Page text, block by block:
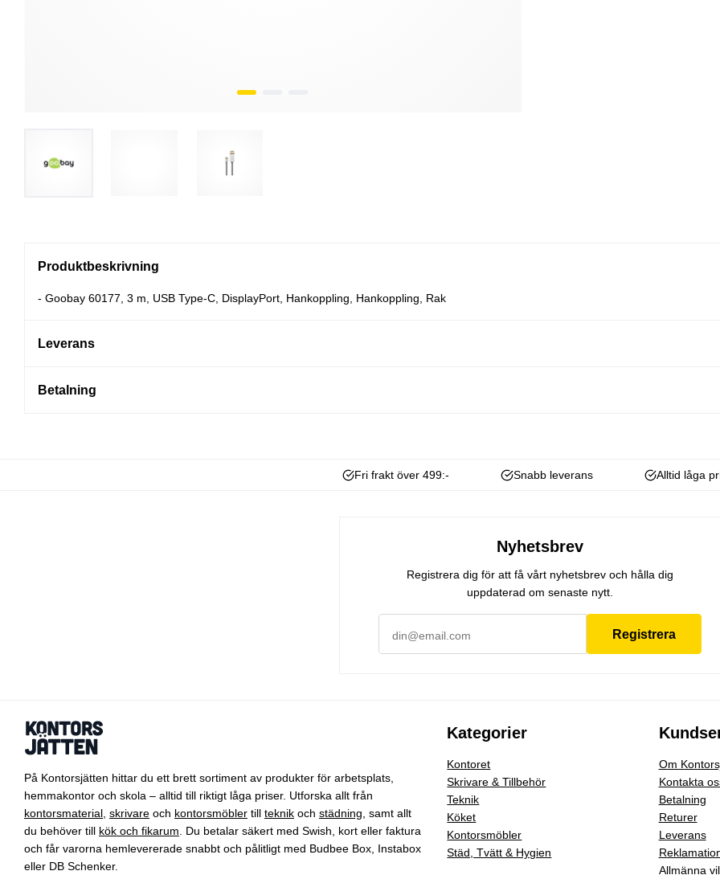
Produktbeskrivning
- Goobay 60177, 3 m, USB Type-C, DisplayPort, Hankoppling, Hankoppling, Rak
Leverans
Betalning
Fri frakt över 499:- Snabb leverans Alltid låga
Nyhetsbrev
Registrera dig för att få vårt nyhetsbrev och hålla dig
uppdaterad om senaste nytt.
Registrera
På Kontorsjätten hittar du ett brett sortiment av produkter för arbetsplats,
hemmakontor och skola – alltid till riktigt låga priser. Utforska allt från
kontorsmaterial skrivare och kontorsmöbler till teknik och städning , samt allt
du behöver till kök och fikarum . Du betalar säkert med Swish, kort eller faktura
och får varorna hemlevererade snabbt och pålitligt med Budbee Box, Instabox
eller DB Schenker.
Kategorier
Kontoret
Skrivare & Tillbehör
Teknik
Köket
Kontorsmöbler
Städ, Tvätt & Hygien
Om
Kontakta
Betalning
Returer
Leverans
Allmänna